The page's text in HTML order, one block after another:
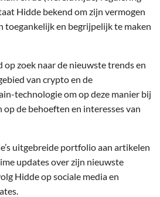
Hidde bekend om zijn vermogen
toegankelijk en begrijpelijk te maken
zoek naar de nieuwste trends en
van crypto en de
technologie om op deze manier bij
de behoeften en interesses van
uitgebreide portfolio aan artikelen
updates over zijn nieuwste
Hidde op sociale media en